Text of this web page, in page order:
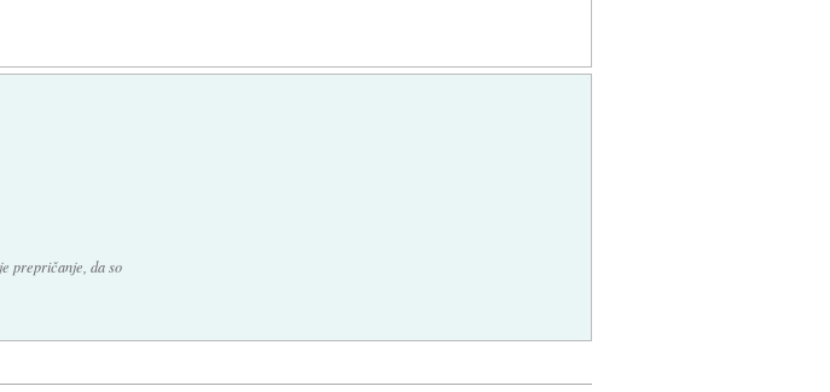
prepričanje, da so